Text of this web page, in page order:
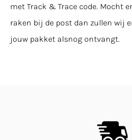
met Track & Trace code. Mocht
raken bij de post dan zullen wij
jouw pakket alsnog ontvangt.